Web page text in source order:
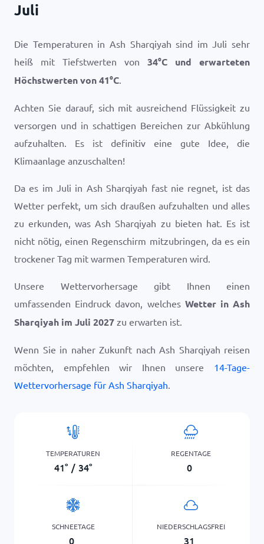
Juli
Die Temperaturen in Ash Sharqiyah sind im Juli sehr
heiß mit Tiefstwerten von 34°C und erwarteten
Höchstwerten von41°C.
Achten Sie darauf, sich mit ausreichend Flüssigkeit zu
versorgen und in schattigen Bereichen zur Abkühlung
aufzuhalten. Es ist definitiv eine gute Idee, die
Klimaanlage anzuschalten!
Da es im Juli in Ash Sharqiyah fast nie regnet, ist das
Wetter perfekt, um sich draußen aufzuhalten und alles
zu erkunden, was Ash Sharqiyah zu bieten hat. Es ist
nicht nötig, einen Regenschirm mitzubringen, da es ein
trockener Tag mit warmen Temperaturen wird.
Unsere Wettervorhersage gibt Ihnen einen
umfassenden Eindruck davon, welches Wetter in Ash
Sharqiyah im Juli 2027 zu erwarten ist.
Wenn Sie in naher Zukunft nach Ash Sharqiyah reisen
möchten, empfehlen wir Ihnen unsere 14-Tage-
Wettervorhersage für Ash Sharqiyah.
TEMPERATUREN
41° / 34°
REGENTAGE
0
SCHNEETAGE
0
NIEDERSCHLAGSFREI
31